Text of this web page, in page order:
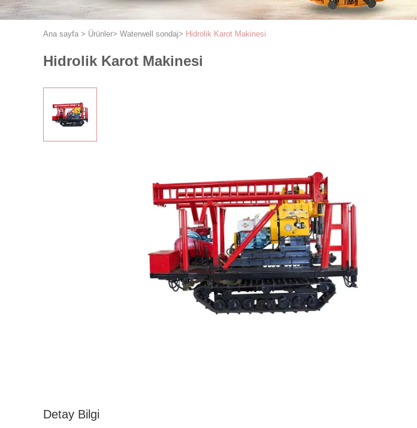
Ana sayfa > Ürünler> Waterwell sondaj> Hidrolik Karot Makinesi
Hidrolik Karot Makinesi
Detay Bilgi